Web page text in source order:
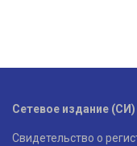
Сетевое издание
Свидетельство о